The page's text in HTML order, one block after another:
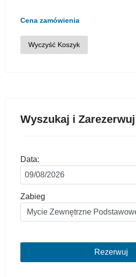
Cena zamówienia
Wyczyść Koszyk
Wyszukaj i Zarezerwuj
Data:
Zabieg
Rezerwuj